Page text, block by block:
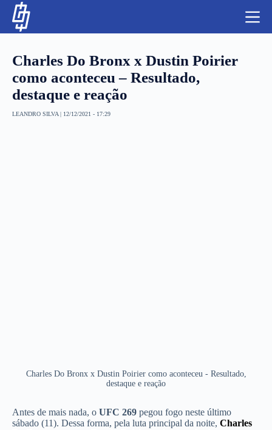
NBA
Charles Do Bronx x Dustin Poirier
como aconteceu – Resultado,
destaque e reação
LEANDRO SILVA | 12/12/2021 - 17:29
Charles Do Bronx x Dustin Poirier como aconteceu - Resultado,
destaque e reação
Antes de mais nada, o UFC 269 pegou fogo neste último
sábado (11). Dessa forma, pela luta principal da noite, Charles